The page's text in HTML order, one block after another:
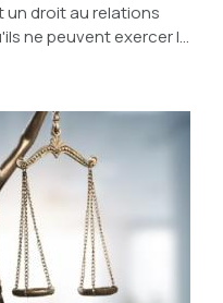
un droit au relations
ne peuvent exercer le